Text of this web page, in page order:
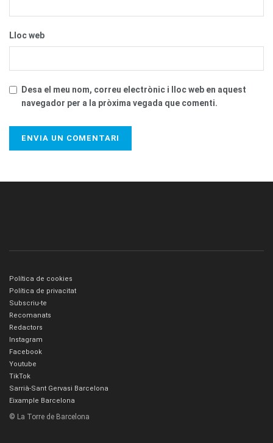
Lloc web
Desa el meu nom, correu electrònic i lloc web en aquest
navegador per a la pròxima vegada que comenti.
Política de cookies
Política de privacitat
Subscriu-te
Recomanats
Redactors
Instagram
Facebook
Youtube
TikTok
Sarrià-Sant Gervasi Barcelona
Eixample Barcelona
© La Torre de Barcelona